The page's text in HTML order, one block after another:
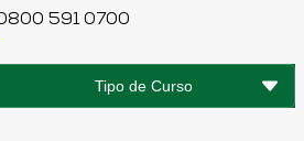
591 0700